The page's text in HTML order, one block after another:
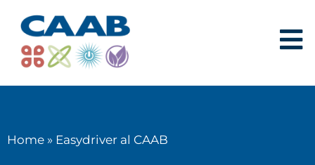
Home » Easydriver al CAAB